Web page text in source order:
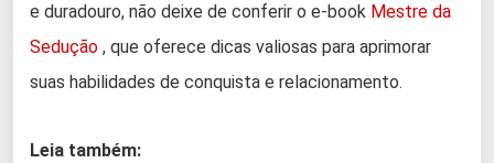
e duradouro, não deixe de conferir o e-book Mestre da
Sedução , que oferece dicas valiosas para aprimorar
suas habilidades de conquista e relacionamento.
Leia também: